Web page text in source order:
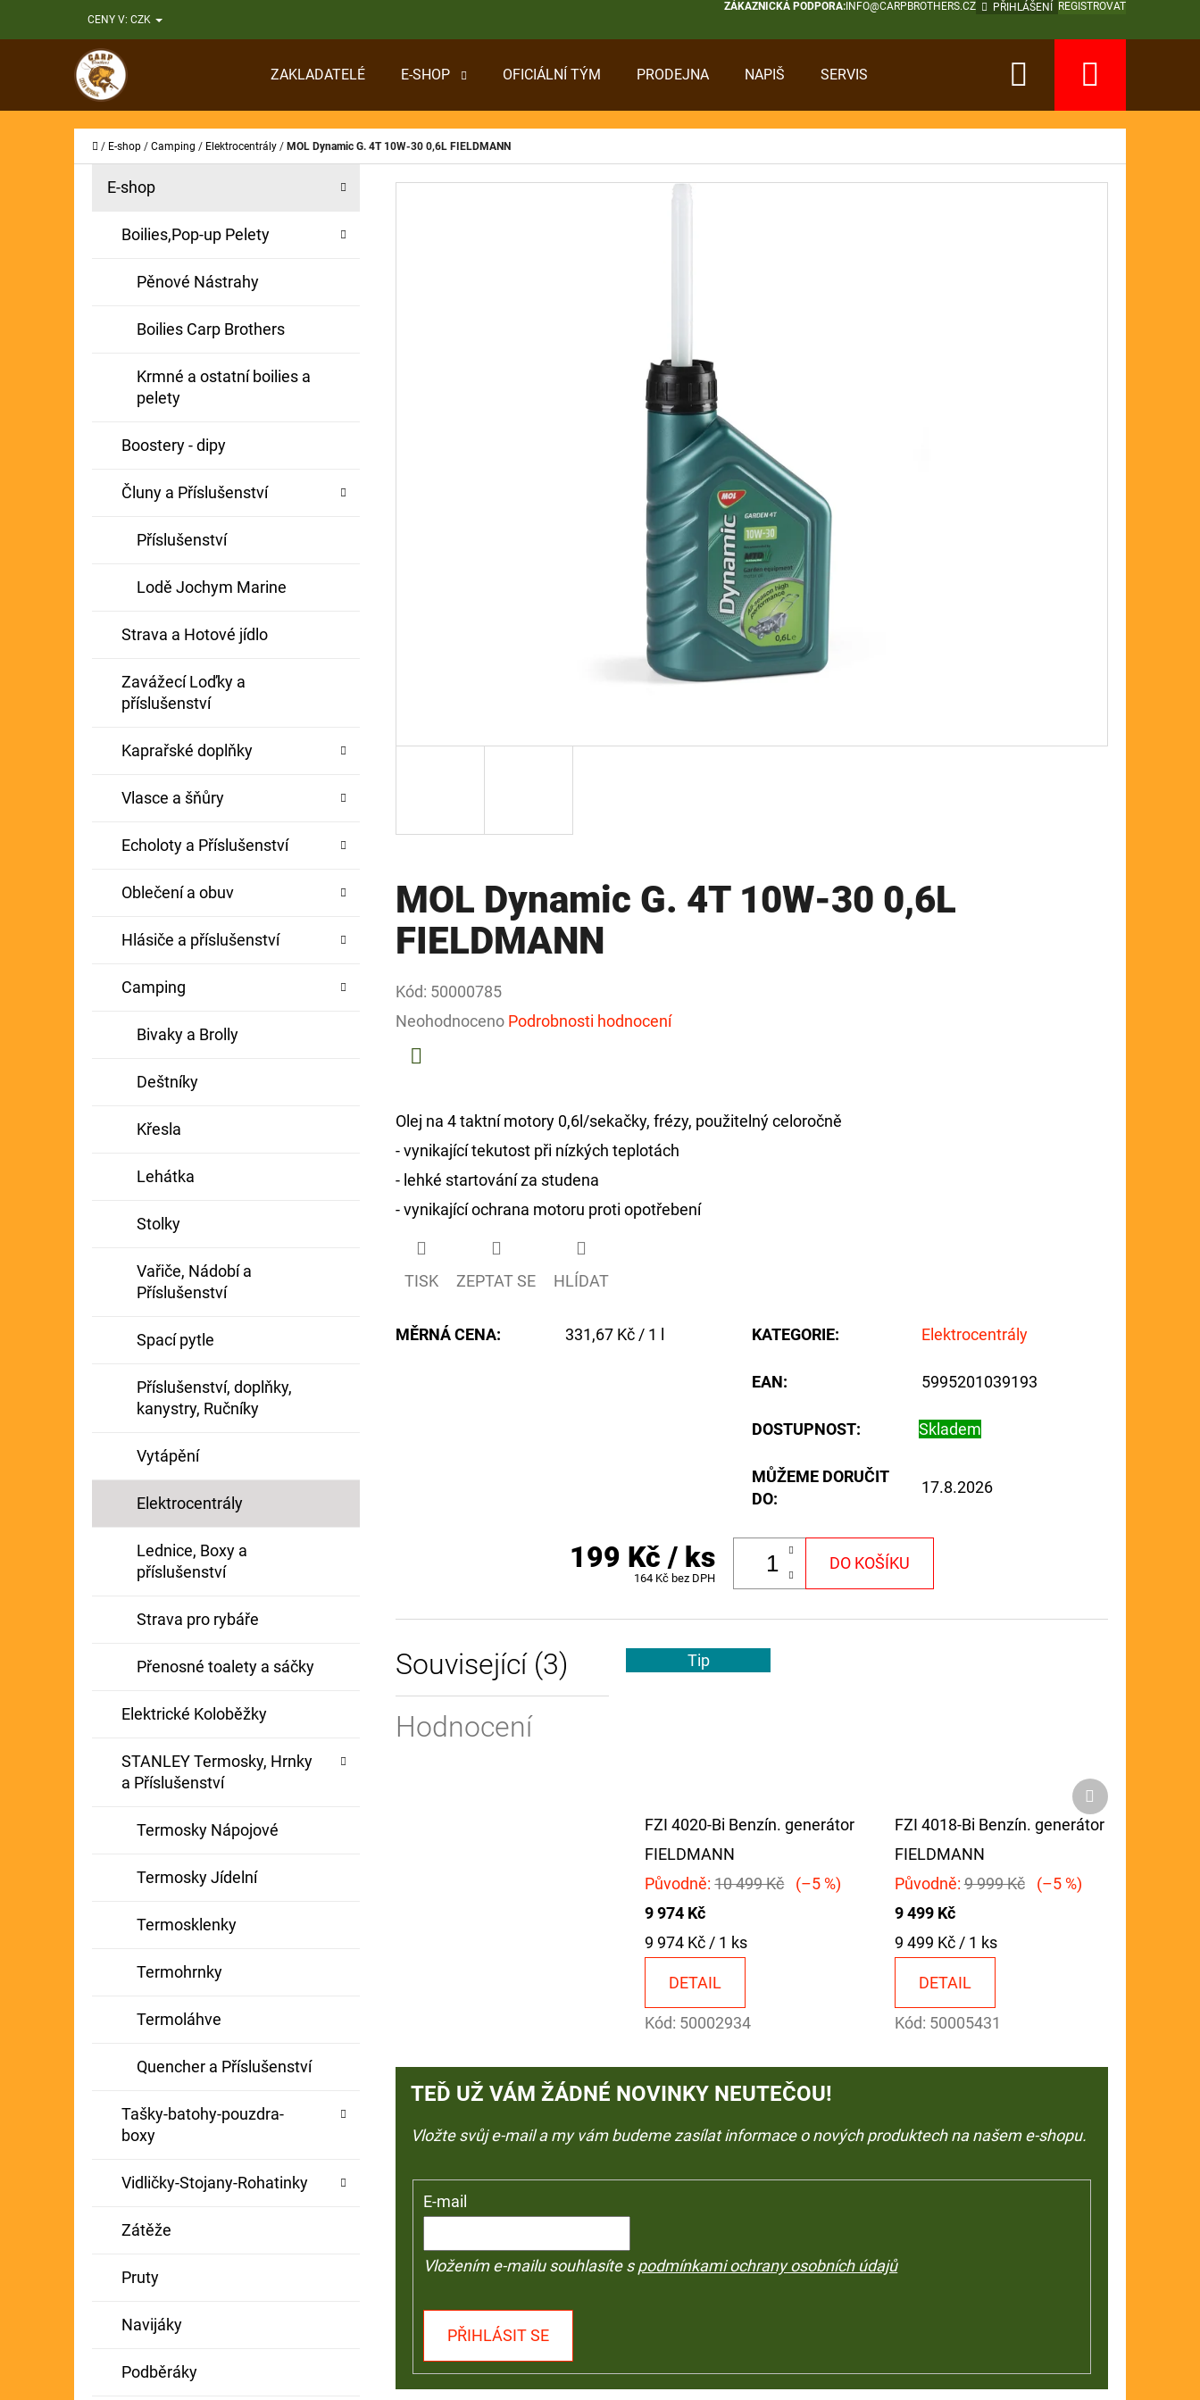
na
CENY V: CZK
ZÁKAZNICKÁ PODPORA:INFO@CARPBROTHERS.CZ PŘIHLÁŠENÍ REGISTROVAT
ZAKLADATELÉ E-SHOP OFICIÁLNÍ TÝM PRODEJNA NAPIŠ SERVIS Hledat
Domů
/ E-shop / Camping / Elektrocentrály / MOL Dynamic G. 4T 10W-30 0,6L FIELDMANN
Přeskočit
E-shop
Boilies,Pop-up Pelety
Pěnové Nástrahy
Boilies Carp Brothers
Krmné a ostatní boilies a
pelety
Boostery - dipy
Čluny a Příslušenství
Příslušenství
Lodě Jochym Marine
Strava a Hotové jídlo
Zavážecí Loďky a
příslušenství
Kaprařské doplňky
Vlasce a šňůry
Echoloty a Příslušenství
Oblečení a obuv
Hlásiče a příslušenství
Camping
Bivaky a Brolly
Deštníky
Křesla
Lehátka
Stolky
Vařiče, Nádobí a
Příslušenství
Spací pytle
Příslušenství, doplňky,
kanystry, Ručníky
Vytápění
Elektrocentrály
Lednice, Boxy a
příslušenství
Strava pro rybáře
Přenosné toalety a sáčky
Elektrické Koloběžky
STANLEY Termosky, Hrnky
a Příslušenství
Termosky Nápojové
Termosky Jídelní
Termosklenky
Termohrnky
Termoláhve
Quencher a Příslušenství
Tašky-batohy-pouzdra-
boxy
Vidličky-Stojany-Rohatinky
Zátěže
Pruty
Navijáky
Podběráky
MOL Dynamic G. 4T 10W-30 0,6L
FIELDMANN
Kód: 50000785
Průměrné
hodnocení
Neohodnoceno Podrobnosti hodnocení
Olej na 4 taktní motory 0,6l/sekačky, frézy, použitelný celoročně
- vynikající tekutost při nízkých teplotách
- lehké startování za studena
- vynikající ochrana motoru proti opotřebení
TISK ZEPTAT SE HLÍDAT
MĚRNÁ CENA:
Měrná
331,67 Kč / 1 l KATEGORIE: Elektrocentrály
EAN: 5995201039193
DOSTUPNOST: Skladem
MŮŽEME DORUČIT
DO:
17.8.2026
199 Kč / ks
164 Kč bez DPH
DO KOŠÍKU
Související (3)
Hodnocení
Tip
FZI 4020-Bi Benzín. generátor
FIELDMANN
Původně:10 499 Kč
(–5 %)
9 974 Kč
Měrná
9 974 Kč / 1 ks
DETAIL
Kód: 50002934
FZI 4018-Bi Benzín. generátor
FIELDMANN
Původně:9 999 Kč
(–5 %)
9 499 Kč
Měrná
9 499 Kč / 1 ks
DETAIL
Kód: 50005431
Další
produkt
TEĎ UŽ VÁM ŽÁDNÉ NOVINKY NEUTEČOU!
Vložte svůj e-mail a my vám budeme zasílat informace o nových produktech na našem e-shopu.
E-mail
Vložením e-mailu souhlasíte spodmínkami ochrany osobních údajů
PŘIHLÁSIT SE
O
Í
Zpět
do
obchodu
Zpět
do
obchodu
CO POTŘEBUJETE NAJÍT?
HLEDAT
BOILIE RIG PLUS 25LB
Původně: 79 Kč
FOX CARP SUB FLOAT
202 Kč
Původně: 225 Kč